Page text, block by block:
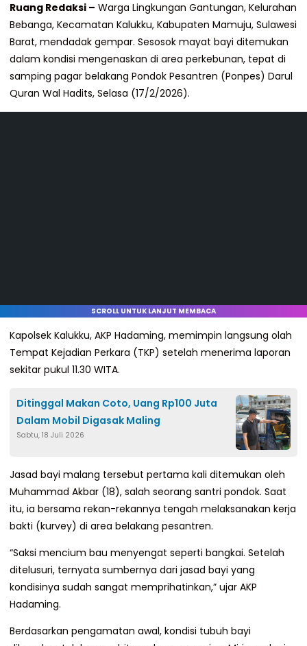
Ruang Redaksi – Warga Lingkungan Gantungan, Kelurahan
Bebanga, Kecamatan Kalukku, Kabupaten Mamuju, Sulawesi
Barat, mendadak gempar. Sesosok mayat bayi ditemukan
dalam kondisi mengenaskan di area perkebunan, tepat di
samping pagar belakang Pondok Pesantren (Ponpes) Darul
Quran Wal Hadits, Selasa (17/2/2026).
SCROLL UNTUK LANJUT MEMBACA
Kapolsek Kalukku, AKP Hadaming, memimpin langsung olah
Tempat Kejadian Perkara (TKP) setelah menerima laporan
sekitar pukul 11.30 WITA.
Ditinggal Makan Coto, Uang Rp100 Juta
Dalam Mobil Digasak Maling
Sabtu, 18 Juli 2026
Jasad bayi malang tersebut pertama kali ditemukan oleh
Muhammad Akbar (18), salah seorang santri pondok. Saat
itu, ia bersama rekan-rekannya tengah melaksanakan kerja
bakti (kurvey) di area belakang pesantren.
“Saksi mencium bau menyengat seperti bangkai. Setelah
ditelusuri, ternyata sumbernya dari jasad bayi yang
kondisinya sudah sangat memprihatinkan,” ujar AKP
Hadaming.
Berdasarkan pengamatan awal, kondisi tubuh bayi